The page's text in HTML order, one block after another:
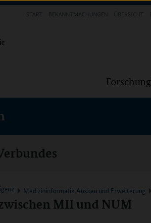
Forschung
Medizininformatik Ausbau und Erweiterung
MII und NUM